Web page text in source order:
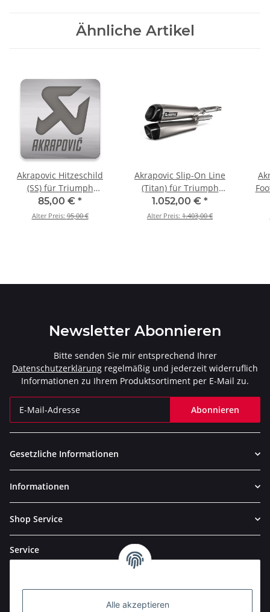
Alle akzeptieren
Ähnliche Artikel
Akrapovic Hitzeschild
(SS) für Triumph
Bonneville T120 - BJ.
2016 > 2020 (P-
85,00 € *
Alter Preis:95,00 €
Akrapovic Slip-On Line
(Titan) für Triumph
Scrambler 1200 - BJ.
2019 > 2020 (S-T12SO3-
1.052,00 € *
Alter Preis: 1.403,00 €
Newsletter Abonnieren
Bitte senden Sie mir entsprechend Ihrer
Datenschutzerklärung regelmäßig und jederzeit widerruflich
Informationen zu Ihrem Produktsortiment per E-Mail zu.
Abonnieren
Gesetzliche Informationen
Informationen
Shop Service
Service